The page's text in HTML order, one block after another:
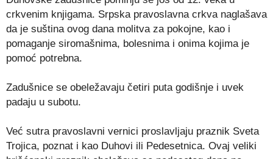
crkvenim knjigama. Srpska pravoslavna crkva naglašava
da je suština ovog dana molitva za pokojne, kao i
pomaganje siromašnima, bolesnima i onima kojima je
pomoć potrebna.
Zadušnice se obeležavaju četiri puta godišnje i uvek
padaju u subotu.
Već sutra pravoslavni vernici proslavljaju praznik Sveta
Trojica, poznat i kao Duhovi ili Pedesetnica. Ovaj veliki